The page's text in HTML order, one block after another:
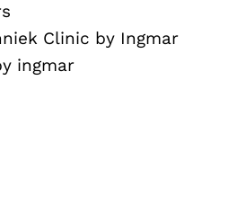
Clinic by Ingmar
ingmar